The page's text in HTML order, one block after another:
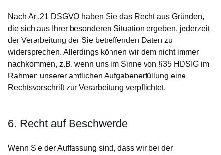
Nach Art.21 DSGVO haben Sie das Recht aus Gründen,
die sich aus Ihrer besonderen Situation ergeben, jederzeit
der Verarbeitung der Sie betreffenden Daten zu
widersprechen. Allerdings können wir dem nicht immer
nachkommen, z.B. wenn uns im Sinne von §35 HDSIG im
Rahmen unserer amtlichen Aufgabenerfüllung eine
Rechtsvorschrift zur Verarbeitung verpflichtet.
6. Recht auf Beschwerde
Wenn Sie der Auffassung sind, dass wir bei der